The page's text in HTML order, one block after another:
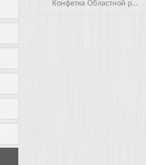
Конфетка Областной р...